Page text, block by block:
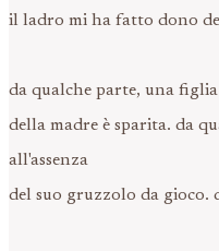
il ladro mi ha fatto dono
da qualche parte, una
della madre è sparita. da
all'assenza
del suo gruzzolo da gioco.